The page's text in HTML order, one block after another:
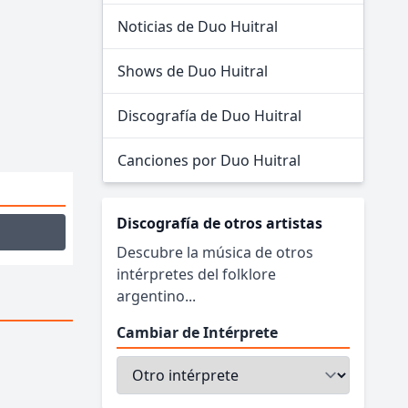
Noticias de Duo Huitral
Shows de Duo Huitral
Discografía de Duo Huitral
Canciones por Duo Huitral
Discografía de otros artistas
Descubre la música de otros
intérpretes del folklore
argentino...
Cambiar de Intérprete